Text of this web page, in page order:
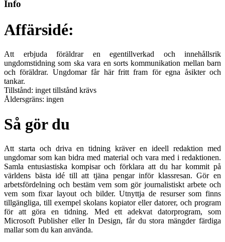
Info
Affärsidé:
Att erbjuda föräldrar en egentillverkad och innehållsrik
ungdomstidning som ska vara en sorts kommunikation mellan barn
och föräldrar. Ungdomar får här fritt fram för egna åsikter och
tankar.
Tillstånd: inget tillstånd krävs
Åldersgräns: ingen
Så gör du
Att starta och driva en tidning kräver en ideell redaktion med
ungdomar som kan bidra med material och vara med i redaktionen.
Samla entusiastiska kompisar och förklara att du har kommit på
världens bästa idé till att tjäna pengar inför klassresan. Gör en
arbetsfördelning och bestäm vem som gör journalistiskt arbete och
vem som fixar layout och bilder. Utnyttja de resurser som finns
tillgängliga, till exempel skolans kopiator eller datorer, och program
för att göra en tidning. Med ett adekvat datorprogram, som
Microsoft Publisher eller In Design, får du stora mängder färdiga
mallar som du kan använda.